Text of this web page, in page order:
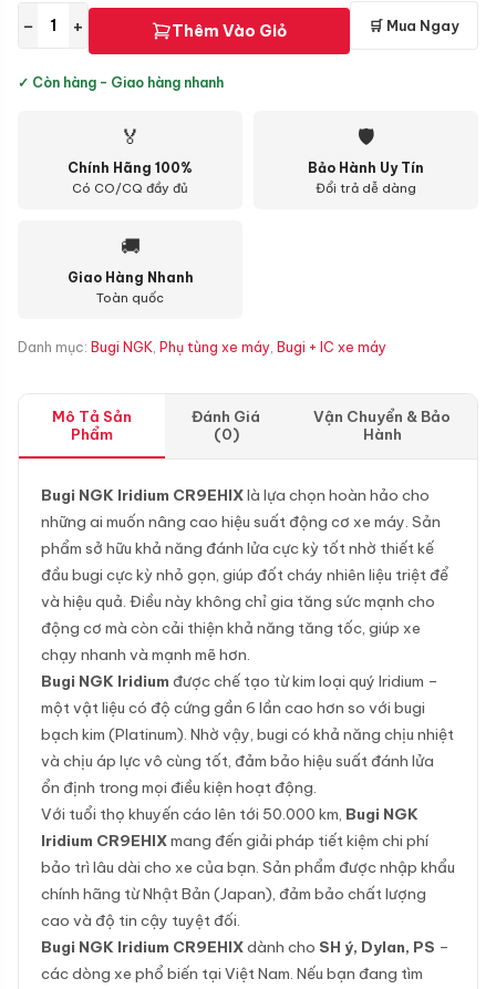
− + Thêm Vào Giỏ 🛒 Mua Ngay
✓ Còn hàng - Giao hàng nhanh
🏅
Chính Hãng 100%
Có CO/CQ đầy đủ
🛡
Bảo Hành Uy Tín
Đổi trả dễ dàng
🚚
Giao Hàng Nhanh
Toàn quốc
Danh mục: Bugi NGK, Phụ tùng xe máy, Bugi + IC xe máy
Mô Tả Sản
Phẩm
Đánh Giá
(0)
Vận Chuyển & Bảo
Hành
Bugi NGK Iridium CR9EHIXlà lựa chọn hoàn hảo cho
những ai muốn nâng cao hiệu suất động cơ xe máy. Sản
phẩm sở hữu khả năng đánh lửa cực kỳ tốt nhờ thiết kế
đầu bugi cực kỳ nhỏ gọn, giúp đốt cháy nhiên liệu triệt để
và hiệu quả. Điều này không chỉ gia tăng sức mạnh cho
động cơ mà còn cải thiện khả năng tăng tốc, giúp xe
chạy nhanh và mạnh mẽ hơn.
Bugi NGK Iridium được chế tạo từ kim loại quý Iridium –
một vật liệu có độ cứng gần 6 lần cao hơn so với bugi
bạch kim (Platinum). Nhờ vậy, bugi có khả năng chịu nhiệt
và chịu áp lực vô cùng tốt, đảm bảo hiệu suất đánh lửa
ổn định trong mọi điều kiện hoạt động.
Với tuổi thọ khuyến cáo lên tới 50.000 km, Bugi NGK
Iridium CR9EHIXmang đến giải pháp tiết kiệm chi phí
bảo trì lâu dài cho xe của bạn. Sản phẩm được nhập khẩu
chính hãng từ Nhật Bản (Japan), đảm bảo chất lượng
cao và độ tin cậy tuyệt đối.
Bugi NGK Iridium CR9EHIXdành cho SH ý, Dylan, PS –
các dòng xe phổ biến tại Việt Nam. Nếu bạn đang tìm